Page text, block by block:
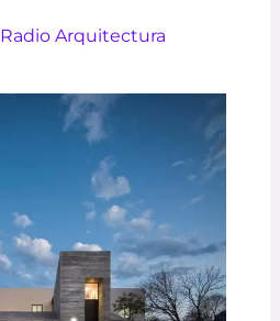
Radio Arquitectura